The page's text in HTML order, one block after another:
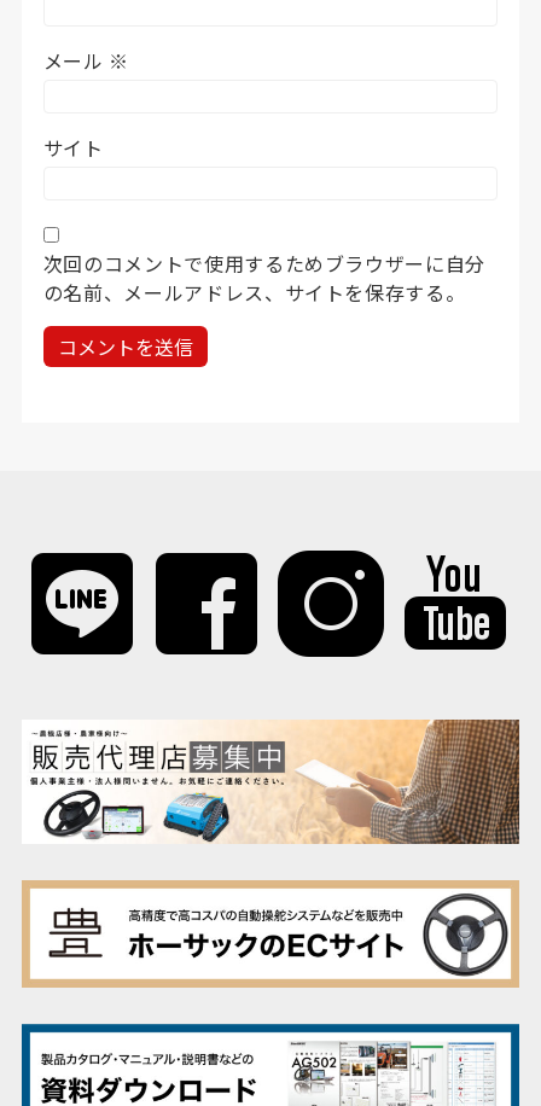
メール ※
サイト
次回のコメントで使用するためブラウザーに自分
の名前、メールアドレス、サイトを保存する。